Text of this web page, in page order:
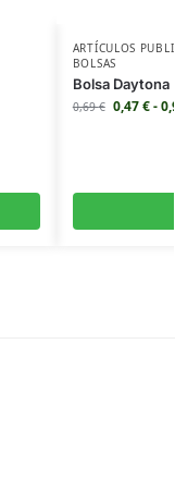
ARTÍCULOS
BOLSAS
Bolsa Daytona
0,69€ 0,47€-